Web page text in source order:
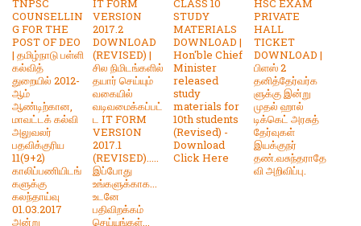
TNPSC
COUNSELLIN
G FOR THE
POST OF DEO
| தமிழ்நாடு பள்ளி
கல்வித்
துறையில் 2012-
ஆம்
ஆண்டிற்கான,
மாவட்டக் கல்வி
அலுவலர்
பதவிக்குரிய
11(9+2)
காலிப்பணியிடங்
களுக்கு
கலந்தாய்வு
01.03.2017
அன்று
IT FORM
VERSION
2017.2
DOWNLOAD
(REVISED) |
சில நிமிடங்களில்
தயார் செய்யும்
வகையில்
வடிவமைக்கப்பட்
ட IT FORM
VERSION
2017.1
(REVISED).....
இப்போது
உங்களுக்காக...
உடனே
பதிவிறக்கம்
செய்யுங்கள்...
CLASS 10
STUDY
MATERIALS
DOWNLOAD |
Hon'ble Chief
Minister
released
study
materials for
10th students
(Revised) -
Download
Click Here
HSC EXAM
PRIVATE
HALL
TICKET
DOWNLOAD |
பிளஸ் 2
தனித்தேர்வர்க
ளுக்கு இன்று
முதல் ஹால்
டிக்கெட் அரசுத்
தேர்வுகள்
இயக்குநர்
தண்.வசுந்தராதே
வி அறிவிப்பு.